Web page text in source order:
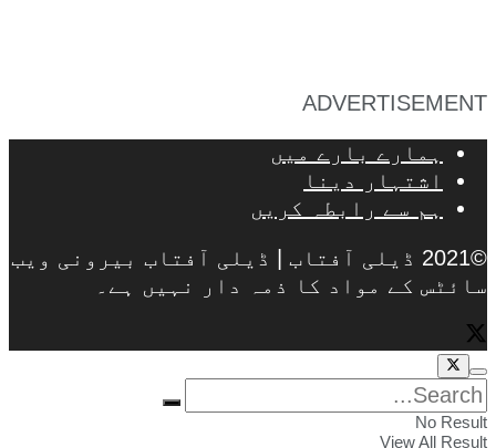
ADVERTISEMENT
ہمارے بارے میں
اشتہار دینا
ہم سے رابطہ کریں
©2021 ڈیلی آفتاب | ڈیلی آفتاب بیرونی ویب
سائٹس کے مواد کا ذمہ دار نہیں ہے۔
No Result
View All Result